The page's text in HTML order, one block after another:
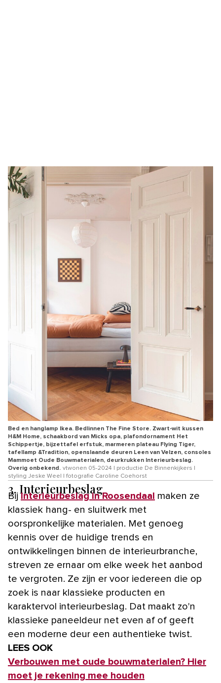
Bed en hanglamp Ikea. Bedlinnen The Fine Store. Zwart-wit kussen
H&M Home, schaakbord van Micks opa, plafondornament Het
Schippertje, bijzettafel erfstuk, marmeren plateau Flying Tiger,
tafellamp &Tradition, openslaande deuren Leen van Velzen, consoles
Mammoet Oude Bouwmaterialen, deurkrukken Interieurbeslag.
Overig onbekend. vtwonen 05-2024 | productie De Binnenkijkers |
styling Jeske Weel | fotografie Caroline Coehorst
3. Interieurbeslag
BijInterieurbeslag in Roosendaal maken ze
klassiek hang- en sluitwerk met
oorspronkelijke materialen. Met genoeg
kennis over de huidige trends en
ontwikkelingen binnen de interieurbranche,
streven ze ernaar om elke week het aanbod
te vergroten. Ze zijn er voor iedereen die op
zoek is naar klassieke producten en
karaktervol interieurbeslag. Dat maakt zo'n
klassieke paneeldeur net even af of geeft
een moderne deur een authentieke twist.
LEES OOK
Verbouwen met oude bouwmaterialen? Hier
moet je rekening mee houden